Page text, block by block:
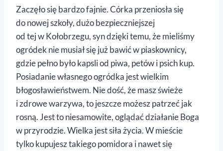
Zaczęło się bardzo fajnie. Córka przeniosła się
do nowej szkoły, dużo bezpieczniejszej
od tej w Kołobrzegu, syn dzięki temu, że mieliśmy
ogródek nie musiał się już bawić w piaskownicy,
gdzie pełno było kapsli od piwa, petów i psich kup.
Posiadanie własnego ogródka jest wielkim
błogosławieństwem. Nie dość, że masz świeże
i zdrowe warzywa, to jeszcze możesz patrzeć jak
rosną. Jest to niesamowite, oglądać działanie Boga
w przyrodzie. Wielka jest siła życia. W mieście
tylko kupujesz takiego pomidora i nawet się